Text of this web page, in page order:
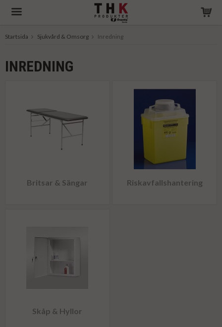
Startsida Sjukvård & Omsorg Inredning
INREDNING
Britsar & Sängar Riskavfallshantering
Skåp & Hyllor